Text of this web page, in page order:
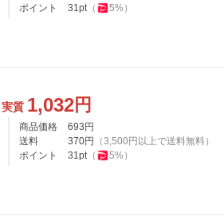
ポイント
31pt（ 5%）
実質 1,032円
商品価格 693 円
送料
370円 （3,500 円以上で送料無料）
ポイント
31pt（ 5%）